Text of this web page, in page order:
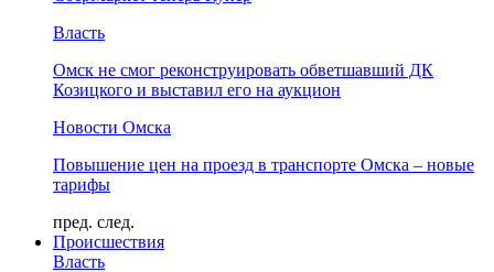
Власть
Омск не смог реконструировать обветшавший ДК
Козицкого и выставил его на аукцион
Новости Омска
Повышение цен на проезд в транспорте Омска – новые
тарифы
пред. след.
Происшествия
Власть